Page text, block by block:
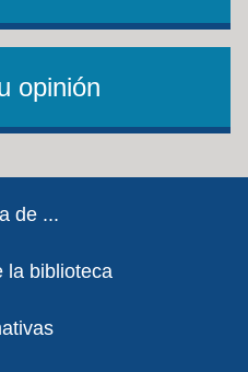
opinión
de ...
la biblioteca